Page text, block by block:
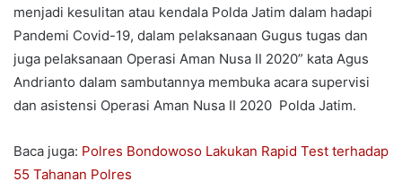
menjadi kesulitan atau kendala Polda Jatim dalam hadapi
Pandemi Covid-19, dalam pelaksanaan Gugus tugas dan
juga pelaksanaan Operasi Aman Nusa II 2020” kata Agus
Andrianto dalam sambutannya membuka acara supervisi
dan asistensi Operasi Aman Nusa II 2020 Polda Jatim.
Baca juga: Polres Bondowoso Lakukan Rapid Test terhadap
55 Tahanan Polres